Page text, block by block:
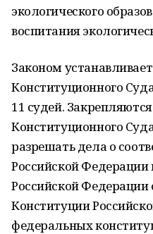
экологического
воспитания
Законом
Конституционного
11 судей.
Конституционного
разрешать дела о
Российской Федерации
Российской Федерации
Конституции
федеральных